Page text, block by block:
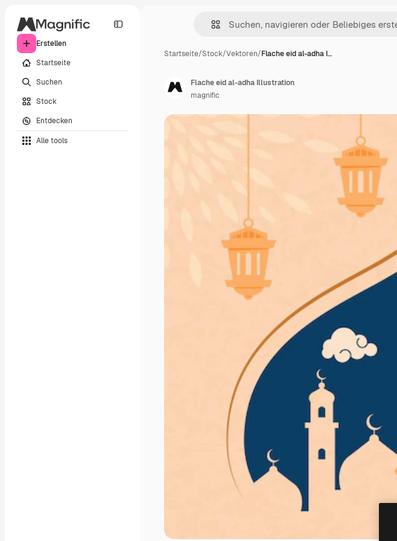
Erstellen
Startseite
Suchen
Stock
Entdecken
Alle tools
Startseite/Stock/Vektoren/Flache eid al-adha I…
Flache eid al-adha Illustration
magnific